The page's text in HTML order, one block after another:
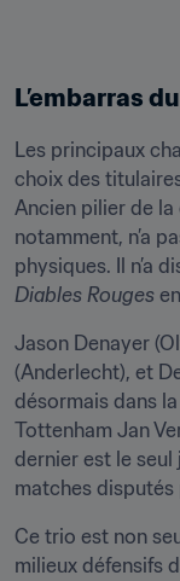
L’embarras
Les principaux
choix des
Ancien pilier de la
notamment, n’a
Diables Rouges
Jason Denayer
(Anderlecht), et
désormais dans
Tottenham Jan
dernier est le seul
matches disputés
Ce trio est non
milieux défensifs